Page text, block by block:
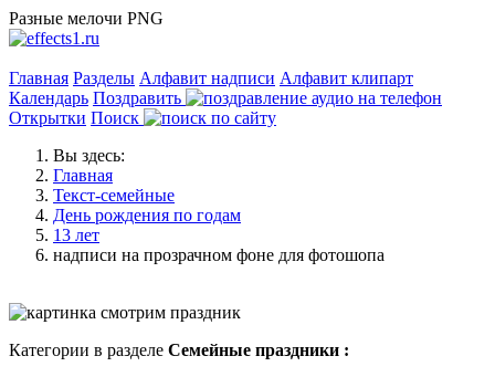
Разные мелочи PNG
Главная Разделы Алфавит надписи Алфавит клипарт
Календарь Поздравить
Открытки Поиск
Вы здесь:
Главная
Текст-семейные
День рождения по годам
13 лет
надписи на прозрачном фоне для фотошопа
Категории в разделе Семейные праздники :